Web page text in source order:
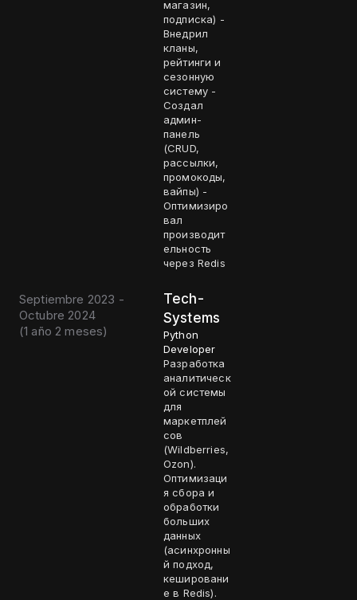
магазин,
подписка) -
Внедрил
кланы,
рейтинги и
сезонную
систему -
Создал
админ-
панель
(CRUD,
рассылки,
промокоды,
вайпы) -
Оптимизиро
вал
производит
ельность
через Redis
Septiembre 2023 -
Octubre 2024
(1 año 2 meses)
Tech-
Systems
Python
Developer
Разработка
аналитическ
ой системы
для
маркетплей
сов
(Wildberries,
Ozon).
Оптимизаци
я сбора и
обработки
больших
данных
(асинхронны
й подход,
кешировани
е в Redis).